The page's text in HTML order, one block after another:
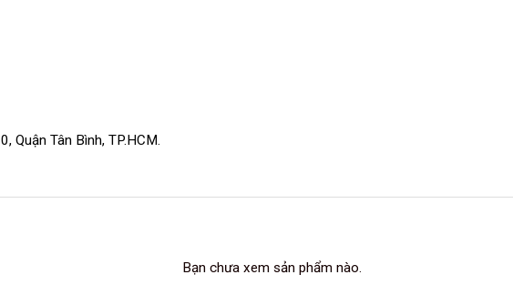
Quận Tân Bình, TP.HCM.
Bạn chưa xem sản phẩm nào.